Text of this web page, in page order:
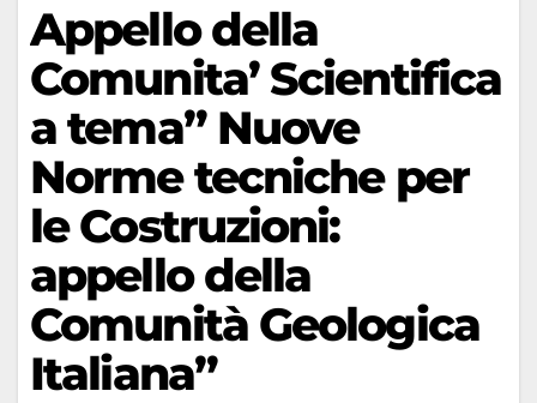
Appello della
Comunita’ Scientifica
a tema” Nuove
Norme tecniche per
le Costruzioni:
appello della
Comunità Geologica
Italiana”